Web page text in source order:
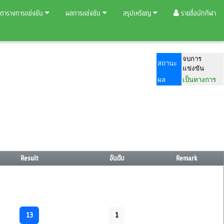
ตารางการแข่งขัน ผลการแข่งขัน สรุปเหรียญ รายชื่อนักกีฬา
สถานะ
จบการ
แข่งขัน
ผล
เป็นทางการ
Result อันดับ Remark
13 1